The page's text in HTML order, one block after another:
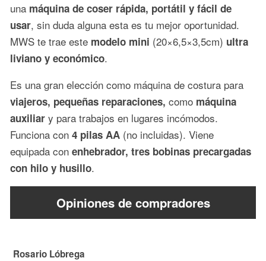
una máquina de coser rápida, portátil y fácil de
usar, sin duda alguna esta es tu mejor oportunidad.
MWS te trae este modelo mini (20×6,5×3,5cm) ultra
liviano y económico.
Es una gran elección como máquina de costura para
viajeros, pequeñas reparaciones, como máquina
auxiliar y para trabajos en lugares incómodos.
Funciona con 4 pilas AA (no incluidas). Viene
equipada con enhebrador, tres bobinas precargadas
con hilo y husillo.
Opiniones de compradores
Rosario Lóbrega